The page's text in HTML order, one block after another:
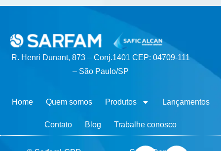
R. Henri Dunant, 873 – Conj.1401 CEP: 04709-111
– São Paulo/SP
Home Quem somos Produtos Lançamentos
Contato Blog Trabalhe conosco